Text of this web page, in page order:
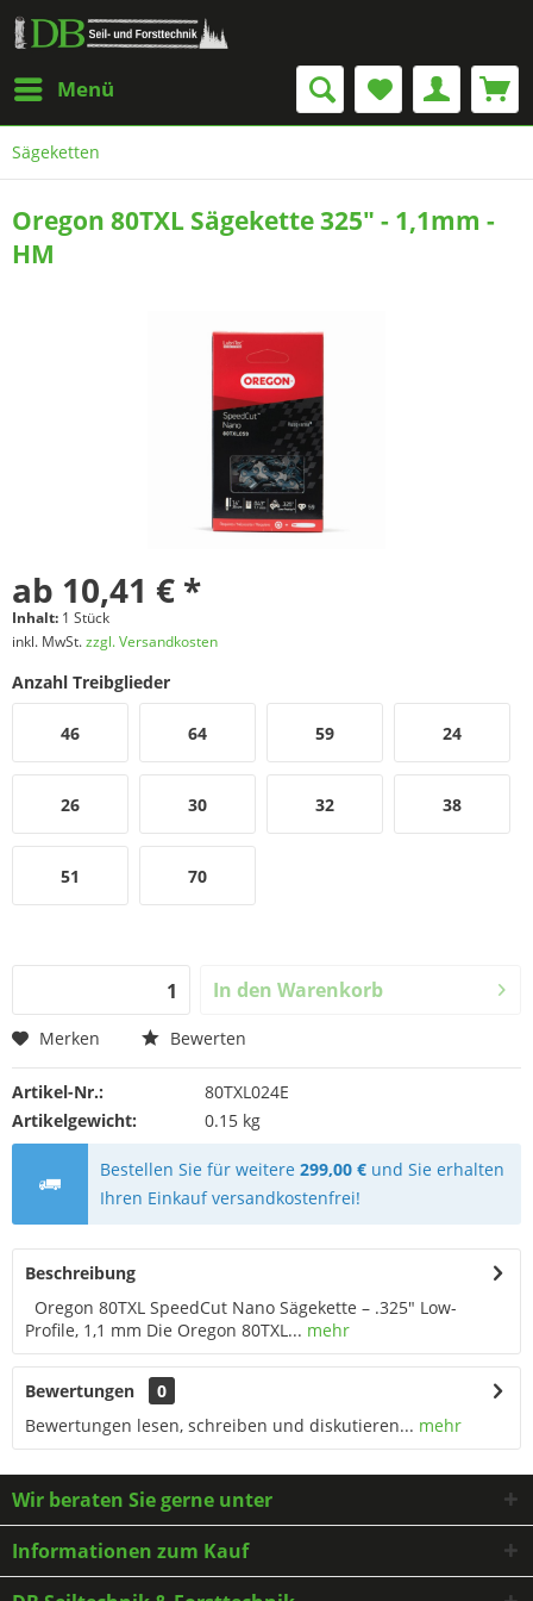
Menü
Sägeketten
Oregon 80TXL Sägekette 325" - 1,1mm -
HM
ab 10,41 € *
Inhalt: 1 Stück
inkl. MwSt.zzgl. Versandkosten
Anzahl Treibglieder
46 64 59 24
26 30 32 38
51 70
In den Warenkorb
Merken Bewerten
Artikel-Nr.:
80TXL024E
Artikelgewicht:
0.15 kg
Bestellen Sie für weitere299,00 € und Sie erhalten
Ihren Einkauf versandkostenfrei!
Beschreibung
Oregon 80TXL SpeedCut Nano Sägekette – .325" Low-
Profile, 1,1 mm Die Oregon 80TXL... mehr
Bewertungen
0
Bewertungen lesen, schreiben und diskutieren... mehr
Wir beraten Sie gerne unter
Informationen zum Kauf